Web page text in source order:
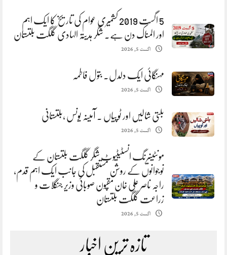
5 اگست 2019 کشمیری عوام کی تاریخ کا ایک اہم
اور المناک دن ہے. شگر ہدیتہ الہادی گلگت بلتستان
اگست 5, 2026
مہنگائی ایک دلدل. بتول فاطمہ
اگست 5, 2026
بلتی شالیں اور ٹوپیاں . آمینہ یونس ،بلتستانی
اگست 5, 2026
مونٹینیرنگ انسٹیٹیوٹ شگر گلگت بلتستان کے
نوجوانوں کے روشن مستقبل کی جانب ایک اہم قدم،
راجہ ناصر علی خان مقپون صوبائی وزیر جنگلات و
زراعت گلگت بلتستان
اگست 5, 2026
تازہ ترین اخبار